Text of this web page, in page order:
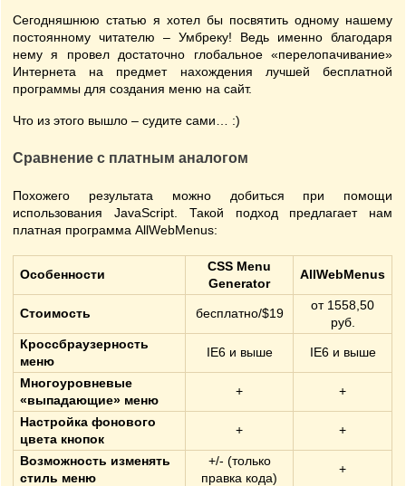
Сегодняшнюю статью я хотел бы посвятить одному нашему
постоянному читателю – Умбреку! Ведь именно благодаря
нему я провел достаточно глобальное «перелопачивание»
Интернета на предмет нахождения лучшей бесплатной
программы для создания меню на сайт.
Что из этого вышло – судите сами… :)
Сравнение с платным аналогом
Похожего результата можно добиться при помощи
использования JavaScript. Такой подход предлагает нам
платная программа AllWebMenus:
Особенности
CSS Menu
Generator
AllWebMenus
Стоимость бесплатно/$19
от 1558,50
руб.
Кроссбраузерность
меню
IE6 и выше IE6 и выше
Многоуровневые
«выпадающие» меню
+ +
Настройка фонового
цвета кнопок
+ +
Возможность изменять
стиль меню
+/- (только
правка кода)
+